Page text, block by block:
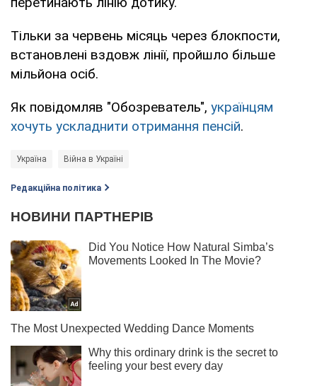
Тільки за червень місяць через блокпости,
встановлені вздовж лінії, пройшло більше
мільйона осіб.
Як повідомляв "Обозреватель", українцям
хочуть ускладнити отримання пенсій.
Україна Війна в Україні
Редакційна політика